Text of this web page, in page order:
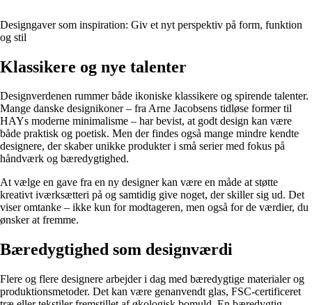
Designgaver som inspiration: Giv et nyt perspektiv på form, funktion
og stil
Klassikere og nye talenter
Designverdenen rummer både ikoniske klassikere og spirende talenter.
Mange danske designikoner – fra Arne Jacobsens tidløse former til
HAYs moderne minimalisme – har bevist, at godt design kan være
både praktisk og poetisk. Men der findes også mange mindre kendte
designere, der skaber unikke produkter i små serier med fokus på
håndværk og bæredygtighed.
At vælge en gave fra en ny designer kan være en måde at støtte
kreativt iværksætteri på og samtidig give noget, der skiller sig ud. Det
viser omtanke – ikke kun for modtageren, men også for de værdier, du
ønsker at fremme.
Bæredygtighed som designværdi
Flere og flere designere arbejder i dag med bæredygtige materialer og
produktionsmetoder. Det kan være genanvendt glas, FSC-certificeret